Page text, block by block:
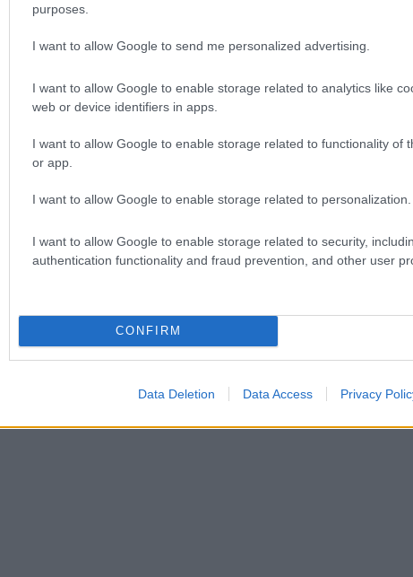
purposes.
I want to allow Google to send me personalized advertising.
I want to allow Google to enable storage related to analytics like
web or device identifiers in apps.
I want to allow Google to enable storage related to functionality of
or app.
I want to allow Google to enable storage related to personalization.
I want to allow Google to enable storage related to security,
authentication functionality and fraud prevention, and other user
CONFIRM
Data Deletion Data Access Privacy